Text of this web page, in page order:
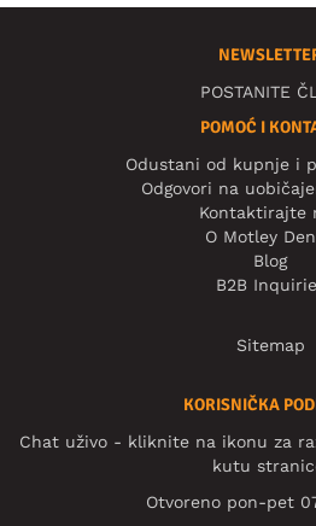
POSTANITE
POMOĆ I
Odustani od kupnje i
Odgovori na
Kontaktirajte
O Motley
Blog
B2B
Sitemap
KORISNIČKA
Chat uživo - kliknite na ikonu za
kutu
Otvoreno pon-pet